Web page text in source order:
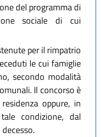
del programma di
sociale di cui
per il rimpatrio
le cui famiglie
secondo modalità
Il concorso è
oppure, in
condizione, dal